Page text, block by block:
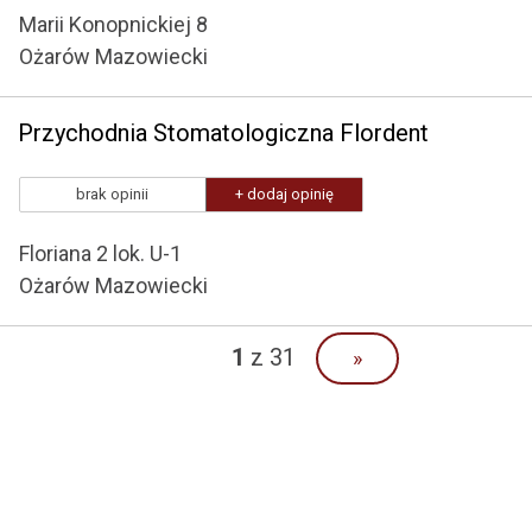
Marii Konopnickiej 8
Ożarów Mazowiecki
Przychodnia Stomatologiczna Flordent
brak opinii + dodaj opinię
Floriana 2 lok. U-1
Ożarów Mazowiecki
1 z 31 »